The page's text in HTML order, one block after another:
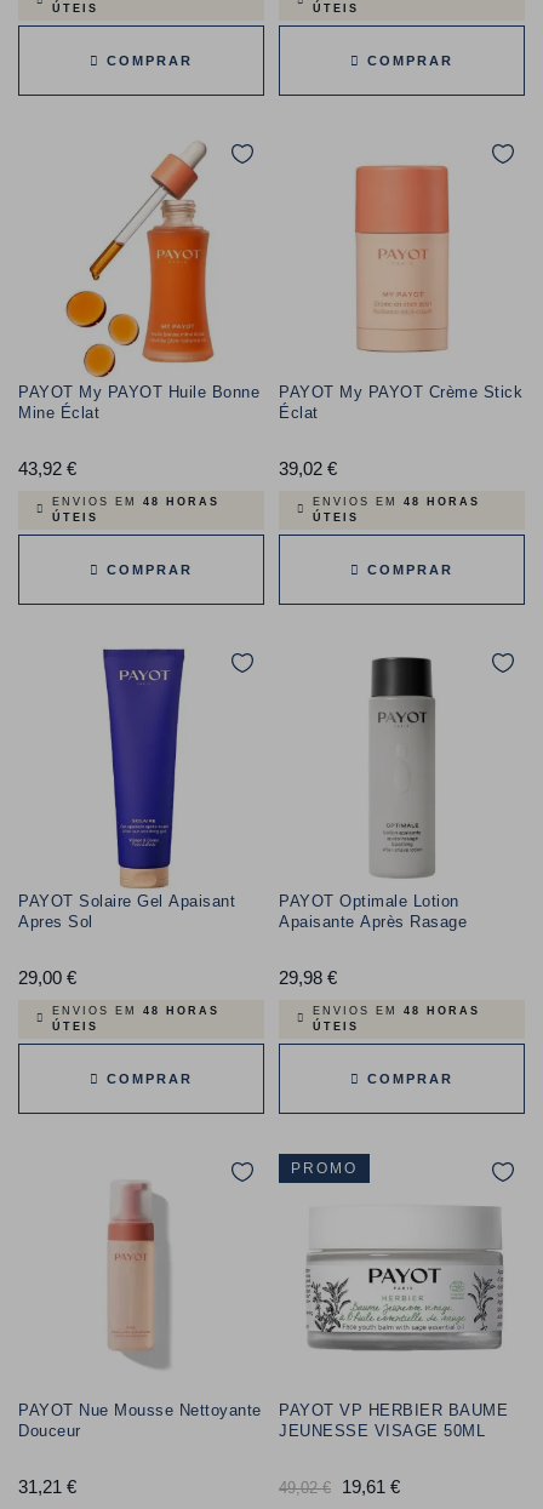
ÚTEIS
COMPRAR
ÚTEIS
COMPRAR
PAYOT My PAYOT Huile Bonne
Mine Éclat
43,92 €Preço
ENVIOS EM 48 HORAS
ÚTEIS
COMPRAR
PAYOT My PAYOT Crème Stick
Éclat
39,02 €Preço
ENVIOS EM 48 HORAS
ÚTEIS
COMPRAR
PAYOT Solaire Gel Apaisant
Apres Sol
29,00 €Preço
ENVIOS EM 48 HORAS
ÚTEIS
COMPRAR
PAYOT Optimale Lotion
Apaisante Après Rasage
29,98 €Preço
ENVIOS EM 48 HORAS
ÚTEIS
COMPRAR
PAYOT Nue Mousse Nettoyante
Douceur
31,21 €Preço
PROMO
PAYOT VP HERBIER BAUME
JEUNESSE VISAGE 50ML
Preço
49,02 € 19,61 €Preço